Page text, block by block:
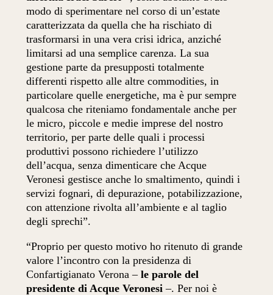
modo di sperimentare nel corso di un’estate
caratterizzata da quella che ha rischiato di
trasformarsi in una vera crisi idrica, anziché
limitarsi ad una semplice carenza. La sua
gestione parte da presupposti totalmente
differenti rispetto alle altre commodities, in
particolare quelle energetiche, ma è pur sempre
qualcosa che riteniamo fondamentale anche per
le micro, piccole e medie imprese del nostro
territorio, per parte delle quali i processi
produttivi possono richiedere l’utilizzo
dell’acqua, senza dimenticare che Acque
Veronesi gestisce anche lo smaltimento, quindi i
servizi fognari, di depurazione, potabilizzazione,
con attenzione rivolta all’ambiente e al taglio
degli sprechi”.
“Proprio per questo motivo ho ritenuto di grande
valore l’incontro con la presidenza di
Confartigianato Verona –le parole del
presidente di Acque Veronesi –. Per noi è